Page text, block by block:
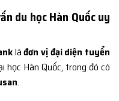
du học Hàn Quốc uy
làđơn vị đại diện tuyển
học Hàn Quốc, trong đó có
.